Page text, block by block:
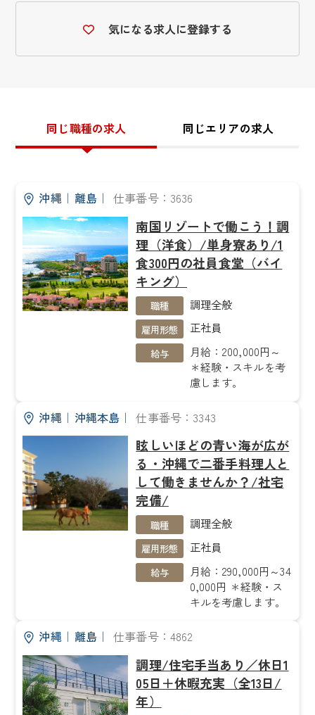
気になる求人に登録する
同じ職種の求人 同じエリアの求人
沖縄｜ 離島 ｜ 仕事番号：3636
南国リゾートで働こう！調
理（洋食）/単身寮あり/1
食300円の社員食堂（バイ
キング）
職種 調理全般
雇用形態 正社員
給与
月給：200,000円～
＊経験・スキルを考
慮します。
沖縄｜ 沖縄本島 ｜ 仕事番号：3343
眩しいほどの青い海が広が
る・沖縄で二番手料理人と
して働きませんか？/社宅
完備/
職種 調理全般
雇用形態 正社員
給与
月給：290,000円～34
0,000円 ＊経験・ス
キルを考慮します。
沖縄｜ 離島 ｜ 仕事番号：4862
調理/住宅手当あり／休日1
05日＋休暇充実（全13日/
年）